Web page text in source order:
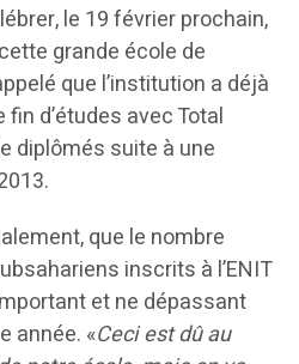
le 19 février prochain,
grande école de
que l’institution a déjà
d’études avec Total
diplômés suite à une
que le nombre
inscrits à l’ENIT
et ne dépassant
année. «Ceci est dû au